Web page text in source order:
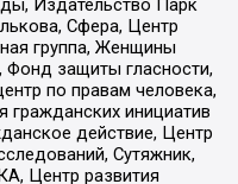
Издательство Парк
Сфера, Центр
группа, Женщины
Фонд защиты гласности,
по правам человека,
гражданских инициатив
действие, Центр
Сутяжник,
Центр развития